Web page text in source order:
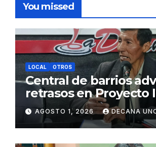
You missed
LOCAL OTROS
Central de barrios
retrasos en Proyecto
de Agua y
Juliaca
AGOSTO 1, 2026 DECANA